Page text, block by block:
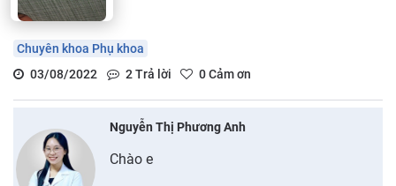
Chuyên khoa Phụ khoa
03/08/2022
2Trả lời 0Cảm ơn
Nguyễn Thị Phương Anh
Chào e